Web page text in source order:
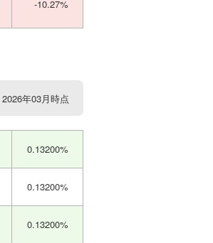
-10.27%
2026年03月時点
0.13200%
0.13200%
0.13200%